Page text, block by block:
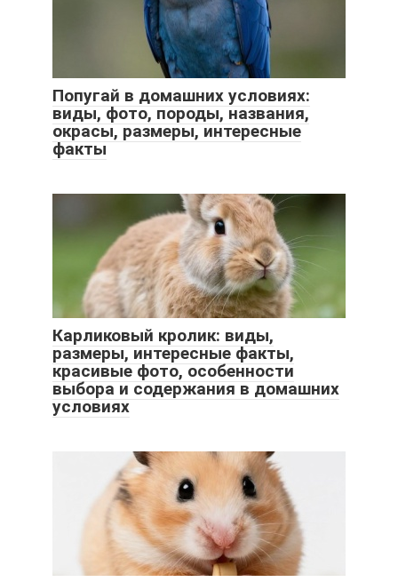
Попугай в домашних условиях:
виды, фото, породы, названия,
окрасы, размеры, интересные
факты
Карликовый кролик: виды,
размеры, интересные факты,
красивые фото, особенности
выбора и содержания в домашних
условиях